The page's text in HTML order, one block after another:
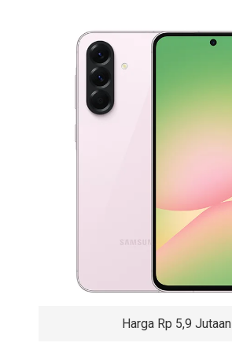
Harga Rp 5,9 Jutaan